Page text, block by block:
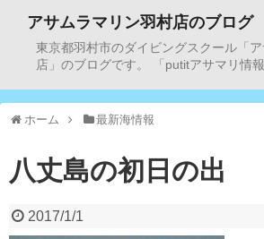
アサムラマリン羽村店のブログ
東京都羽村市のダイビングスクール「
店」のブログです。 「putitアサマリ情報
ホーム 最新海情報
八丈島の初日の出
2017/1/1